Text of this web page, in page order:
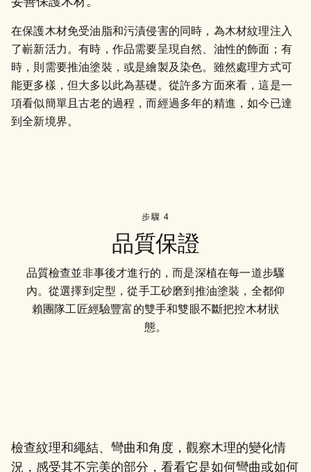
在保護木材免受油脂和污漬侵害的同時，為木材紋理注入
了嶄新活力。有時，作品需要呈現自然、油性的飾面；有
時，則需要推油塗裝，或是繪製及染色。雖然處理方式可
能更多樣，但大多以此為基礎。從許多方面來看，這是一
項看似簡單且古老的過程，而經過多年的精進，如今已達
到全新境界。
步驟 4
品質保證
品質檢查並非事後才進行的，而是深植在每一道步驟
內。從選擇到定型，從手工砂磨到推油塗裝，全都仰
賴團隊工匠經驗豐富的雙手和雙眼不斷把控木材狀
態。
檢查紋理和繩結、彎曲和角度，觀察木理的變化情
況，感受其不完美的部分，看看它是如何彎曲或如何